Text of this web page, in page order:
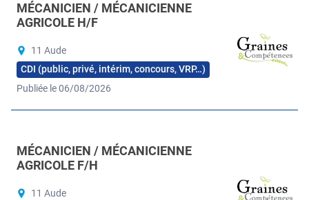
MÉCANICIEN / MÉCANICIENNE
AGRICOLE H/F
11 Aude
CDI (public, privé, intérim, concours, VRP…)
Publiée le 06/08/2026
MÉCANICIEN / MÉCANICIENNE
AGRICOLE F/H
11 Aude